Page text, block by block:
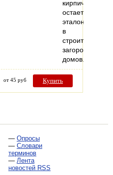
кирпича
остается
эталоном
в
строительстве
загородных
домов.
от 45 руб Купить
— Опросы
— Словари
терминов
— Лента
новостей RSS